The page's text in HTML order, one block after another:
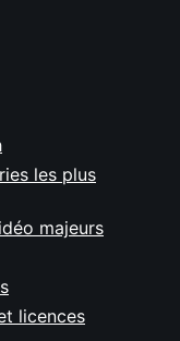
les plus
majeurs
licences